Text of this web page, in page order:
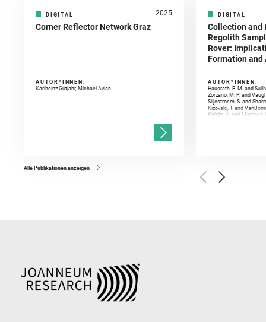
DIGITAL 2025
Corner Reflector Network Graz
AUTOR*INNEN:
Karlheinz Gutjahr, Michael Avian
DIGITAL
Collection and
Regolith
Rover:
Formation
AUTOR*INNEN:
Hausrath, E. M. and
Zorzano, M. P. and
Siljestroem, S. and
Kizovski, T. and
Knight, A. and Martinez,
Golombek, M. and
Herkenhoff, K. and
Alle Publikationen anzeigen